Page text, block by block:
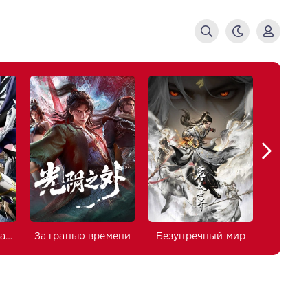
Изгнанный реинкарнированный тяжёлый рыцарь не имеет себе равных в знаниях игры За гранью времени Безупречный мир